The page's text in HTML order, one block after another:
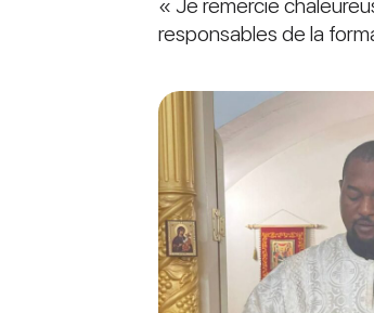
responsables de la